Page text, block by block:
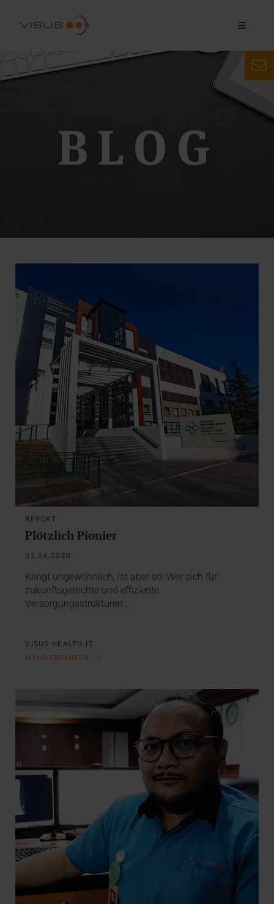
REPORT
Plötzlich Pionier
02.04.2020
Klingt ungewöhnlich, ist aber so: Wer sich für
zukunftsgerechte und effiziente
Versorgungsstrukturen…
VISUS HEALTH IT
MEHR ERFAHREN